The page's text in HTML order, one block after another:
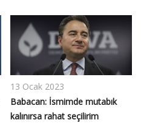
13 Ocak 2023
Babacan: İsmimde mutabık
kalınırsa rahat seçilirim